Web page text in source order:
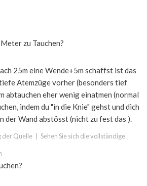
zu Tauchen?
25m eine Wende+5m schaffst ist das
Atemzüge vorher (besonders tief
abtauchen eher wenig einatmen (normal
indem du "in die Knie" gehst und dich
der Wand abstösst (nicht zu fest das ).
der Quelle Sehen Sie sich die vollständige